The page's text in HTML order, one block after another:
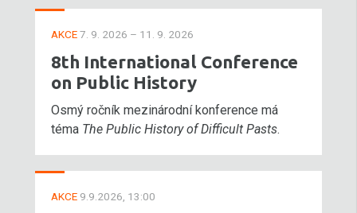
AKCE7. 9. 2026 – 11. 9. 2026
8th International Conference
on Public History
Osmý ročník mezinárodní konference má
téma The Public History of Difficult Pasts.
AKCE 9.9.2026, 13:00